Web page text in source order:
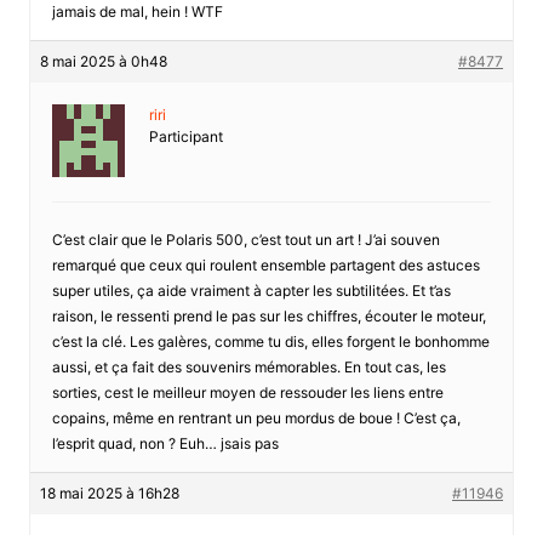
jamais de mal, hein ! WTF
8 mai 2025 à 0h48 #8477
riri
Participant
C’est clair que le Polaris 500, c’est tout un art ! J’ai souven
remarqué que ceux qui roulent ensemble partagent des astuces
super utiles, ça aide vraiment à capter les subtilitées. Et t’as
raison, le ressenti prend le pas sur les chiffres, écouter le moteur,
c’est la clé. Les galères, comme tu dis, elles forgent le bonhomme
aussi, et ça fait des souvenirs mémorables. En tout cas, les
sorties, cest le meilleur moyen de ressouder les liens entre
copains, même en rentrant un peu mordus de boue ! C’est ça,
l’esprit quad, non ? Euh… jsais pas
18 mai 2025 à 16h28 #11946